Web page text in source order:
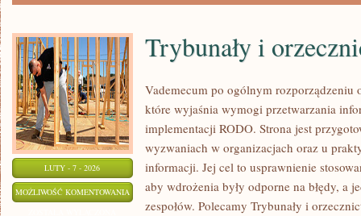
LUTY - 7 - 2026
MOŻLIWOŚĆ KOMENTOWANIA TRYBUNAŁY
Trybunały i
Vademecum po ogólnym rozporządzeniu
które wyjaśnia wymogi przetwarzania
implementacji RODO. Strona jest
wyzwaniach w organizacjach oraz u
informacji. Jej cel to usprawnienie
aby wdrożenia były odporne na błędy, a
zespołów. Polecamy Trybunały i